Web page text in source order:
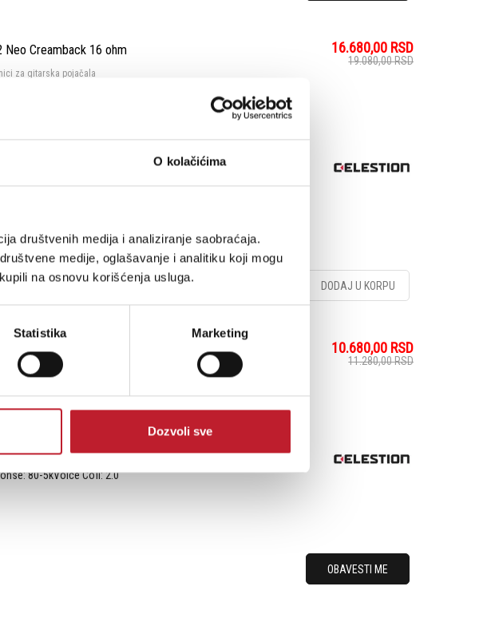
O kolačićima
društvenih medija i analiziranje saobraćaja.
medije, oglašavanje i analitiku koji mogu
na osnovu korišćenja usluga.
Statistika Marketing
Dozvoli sve
Neo Creamback 16 ohm
za gitarska pojačala
16.680,00 RSD
19.080,00RSD
get from a traditional Creamback. The
with a neodymium magnet: making this speaker
DODAJ U KORPU
T 100
za gitarska pojačala
10.680,00 RSD
11.280,00RSD
12'' DriverWith a massive 100W power rating, this
a big bass presence.Power
80-5kVoice Coil: 2.0"
OBAVESTI ME